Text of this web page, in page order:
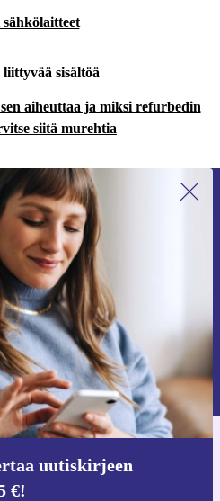
liittyvää sisältöä
aiheuttaa ja miksi refurbedin
siitä murehtia
uutiskirjeen
€!
kertaa uutiskirjeen
säästä 15 €!
yhtäkään tarjousta.
etukuponki
löydättietosuojaselosteestamme.
ja Androidille